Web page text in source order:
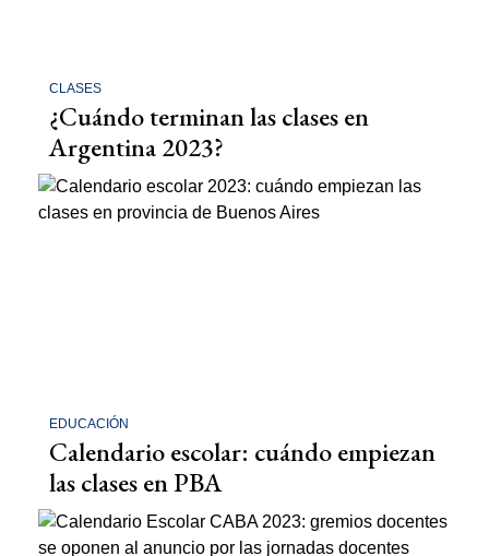
CLASES
¿Cuándo terminan las clases en
Argentina 2023?
EDUCACIÓN
Calendario escolar: cuándo empiezan
las clases en PBA